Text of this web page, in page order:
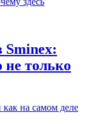
не только